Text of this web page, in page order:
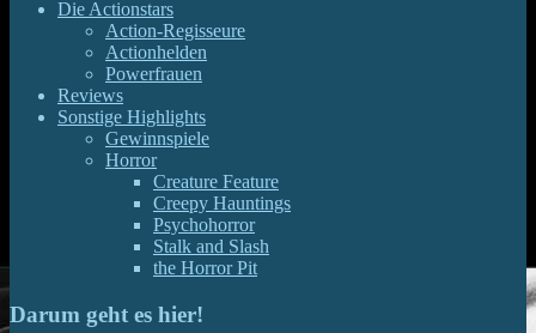
Die Actionstars
Action-Regisseure
Actionhelden
Powerfrauen
Reviews
Sonstige Highlights
Gewinnspiele
Horror
Creature Feature
Creepy Hauntings
Psychohorror
Stalk and Slash
the Horror Pit
Darum geht es hier!